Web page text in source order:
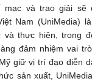
mạc và trao giải sẽ
Nam (UniMedia)
thực hiện, trong
đảm nhiệm vai
giữ vị trí đạo diễn
sản xuất,